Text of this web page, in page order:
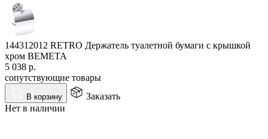
144312012 RETRO Держатель туалетной бумаги с крышкой
хром BEMETA
5 038 р.
сопутствующие товары
В корзину
Заказать
Нет в наличии